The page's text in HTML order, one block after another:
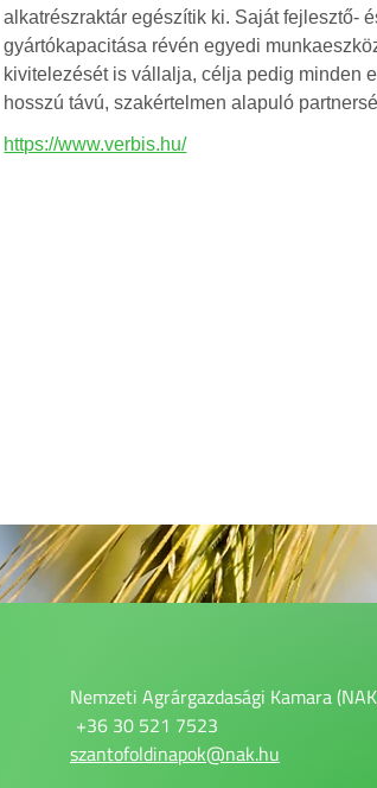
alkatrészraktár egészítik ki. Saját fejlesztő-
gyártókapacitása révén egyedi
kivitelezését is vállalja, célja pedig minden
hosszú távú, szakértelmen alapuló
https://www.verbis.hu/
Nemzeti Agrárgazdasági Kamara
+36 30 521 7523
szantofoldinapok@nak.hu